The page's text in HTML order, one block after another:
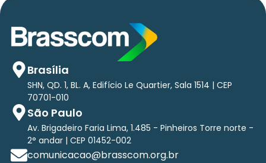
Brasília
SHN, QD. 1, BL. A, Edifício Le Quartier, Sala 1514 | CEP
70701-010
São Paulo
Av. Brigadeiro Faria Lima, 1.485 - Pinheiros Torre norte -
2° andar | CEP 01452-002
comunicacao@brasscom.org.br